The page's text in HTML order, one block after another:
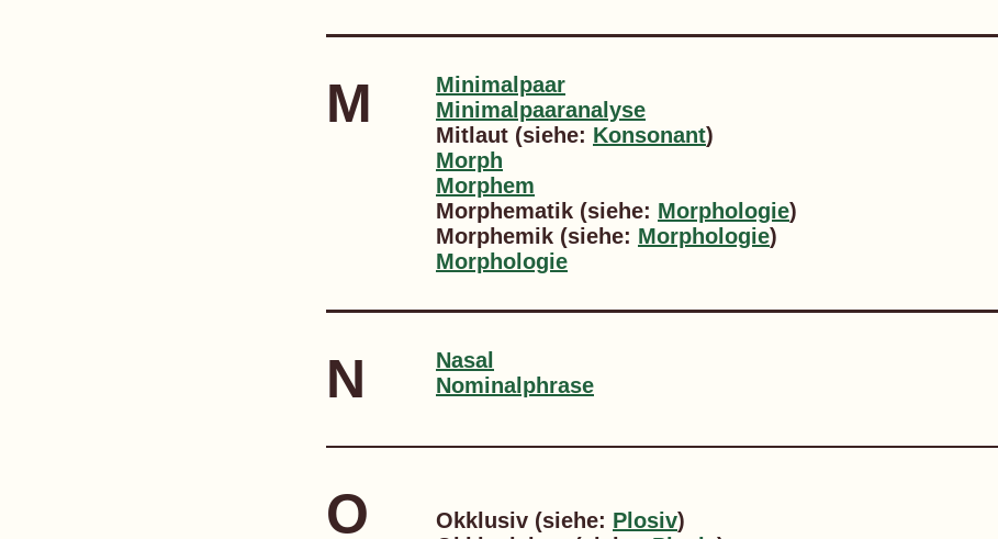
M
Minimalpaar
Minimalpaaranalyse
Mitlaut (siehe: Konsonant)
Morph
Morphem
Morphematik (siehe: Morphologie)
Morphemik (siehe: Morphologie)
Morphologie
N
Nasal
Nominalphrase
O Okklusiv (siehe: Plosiv)